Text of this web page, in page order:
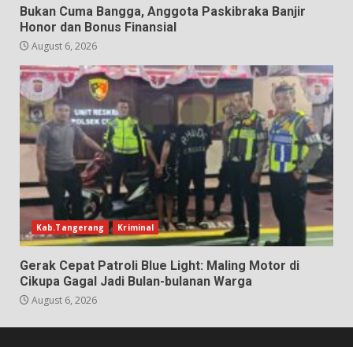
Bukan Cuma Bangga, Anggota Paskibraka Banjir
Honor dan Bonus Finansial
August 6, 2026
Kab.Tangerang Kriminal
Gerak Cepat Patroli Blue Light: Maling Motor di
Cikupa Gagal Jadi Bulan-bulanan Warga
August 6, 2026